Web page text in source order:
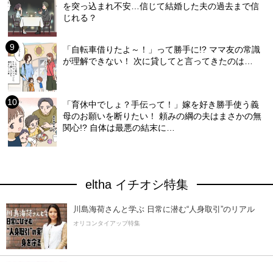
を突っ込まれ不安…信じて結婚した夫の過去まで信
じれる？
「自転車借りたよ～！」って勝手に!? ママ友の常識
が理解できない！ 次に貸してと言ってきたのは…
「育休中でしょ？手伝って！」嫁を好き勝手使う義
母のお願いを断りたい！ 頼みの綱の夫はまさかの無
関心!? 自体は最悪の結末に…
eltha イチオシ特集
川島海荷さんと学ぶ 日常に潜む“人身取引”のリアル
オリコンタイアップ特集